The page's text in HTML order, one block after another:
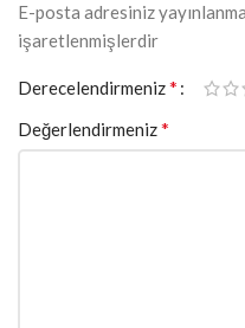
E-posta adresiniz
işaretlenmişlerdir
Derecelendirmeniz*
Değerlendirmeniz*